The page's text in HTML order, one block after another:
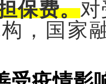
保费。
，国家